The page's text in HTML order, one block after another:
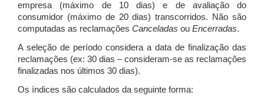
empresa (máximo de 10 dias) e de avaliação do
consumidor (máximo de 20 dias) transcorridos. Não são
computadas as reclamações Canceladas ou Encerradas.
A seleção de período considera a data de finalização das
reclamações (ex: 30 dias – consideram-se as reclamações
finalizadas nos últimos 30 dias).
Os índices são calculados da seguinte forma: